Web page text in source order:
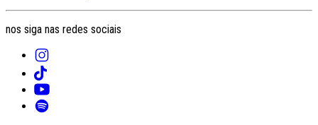
nos siga nas redes sociais